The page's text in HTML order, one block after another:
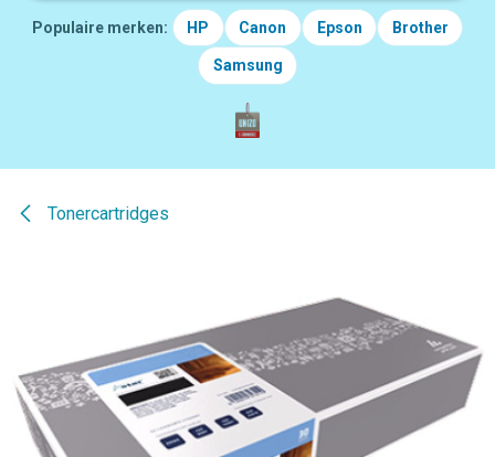
Populaire merken: HP Canon Epson Brother
Samsung
Tonercartridges